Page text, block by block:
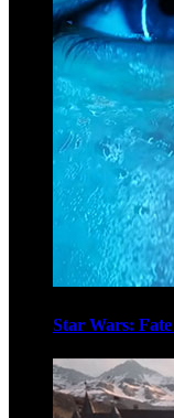
Star Wars: